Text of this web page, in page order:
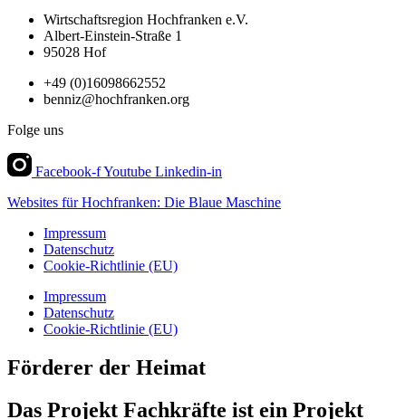
Wirtschaftsregion Hochfranken e.V.
Albert-Einstein-Straße 1
95028 Hof
+49 (0)16098662552
benniz@hochfranken.org
Folge uns
Facebook-fYoutube Linkedin-in
Websites für Hochfranken: Die Blaue Maschine
Impressum
Datenschutz
Cookie-Richtlinie (EU)
Impressum
Datenschutz
Cookie-Richtlinie (EU)
Förderer der Heimat
Das Projekt Fachkräfte ist ein Projekt